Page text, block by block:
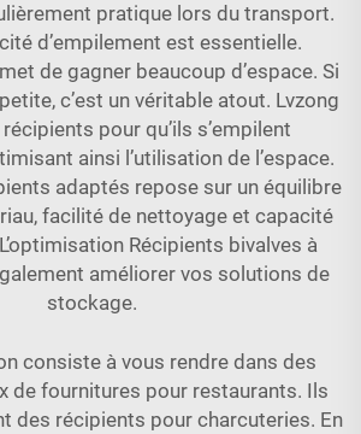
pratique lors du transport.
d’empilement est essentielle.
de gagner beaucoup d’espace. Si
c’est un véritable atout. Lvzong
pour qu’ils s’empilent
ainsi l’utilisation de l’espace.
adaptés repose sur un équilibre
facilité de nettoyage et capacité
Récipients bivalves à
améliorer vos solutions de
stockage.
consiste à vous rendre dans des
de fournitures pour restaurants. Ils
des récipients pour charcuteries. En